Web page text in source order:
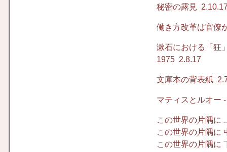
秘密の露見
働き方改革は官僚
漱石における「狂
1975 2.8.17
文庫本の背表紙
マティスとルオー
この世界の片隅に
この世界の片隅に
この世界の片隅に